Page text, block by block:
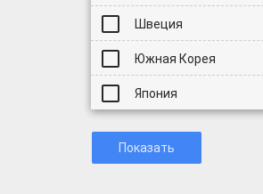
Швеция
Южная Корея
Япония
Показать